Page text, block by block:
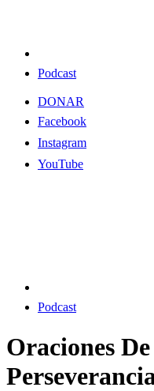
Podcast
DONAR
Facebook
Instagram
YouTube
Podcast
Oraciones